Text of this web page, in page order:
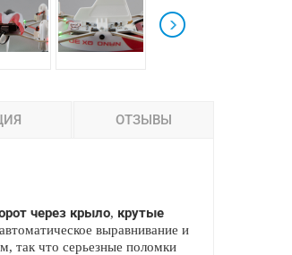
ОТЗЫВЫ
через крыло, крутые
выравнивание и
так что серьезные поломки